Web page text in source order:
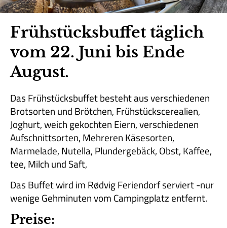
Frühstücksbuffet täglich
vom 22. Juni bis Ende
August.
Das Frühstücksbuffet besteht aus verschiedenen
Brotsorten und Brötchen, Frühstückscerealien,
Joghurt, weich gekochten Eiern, verschiedenen
Aufschnittsorten, Mehreren Käsesorten,
Marmelade, Nutella, Plundergebäck, Obst, Kaffee,
tee, Milch und Saft,
Das Buffet wird im Rødvig Feriendorf serviert -nur
wenige Gehminuten vom Campingplatz entfernt.
Preise: